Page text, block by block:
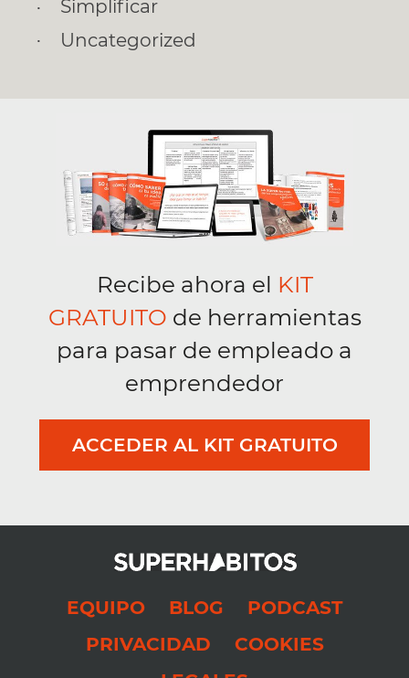
Simplificar
Uncategorized
Recibe ahora el KIT
GRATUITO de herramientas
para pasar de empleado a
emprendedor
ACCEDER AL KIT GRATUITO
EQUIPO BLOG
PODCAST
PRIVACIDAD
COOKIES